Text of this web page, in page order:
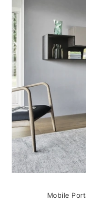
Mobile